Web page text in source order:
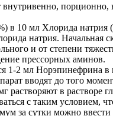
в 10 мл Хлорида натрия
натрия. Начальная
и от степени
прессорных аминов.
2 мл Норэпинефрина
вводят до того
в растворе
с таким
за сутки можно